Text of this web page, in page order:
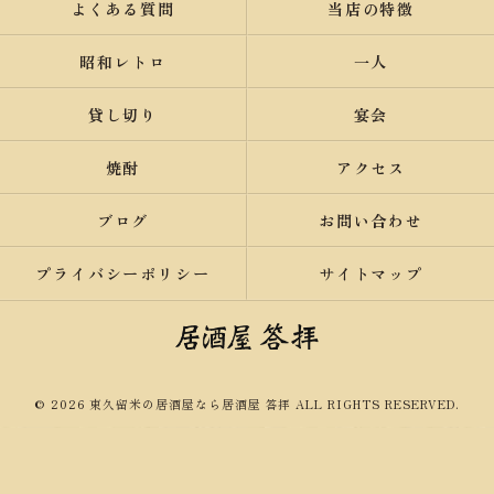
よくある質問 当店の特徴
昭和レトロ 一人
貸し切り 宴会
焼酎 アクセス
ブログ お問い合わせ
プライバシーポリシー サイトマップ
© 2026 東久留米の居酒屋なら居酒屋 答拝 ALL RIGHTS RESERVED.